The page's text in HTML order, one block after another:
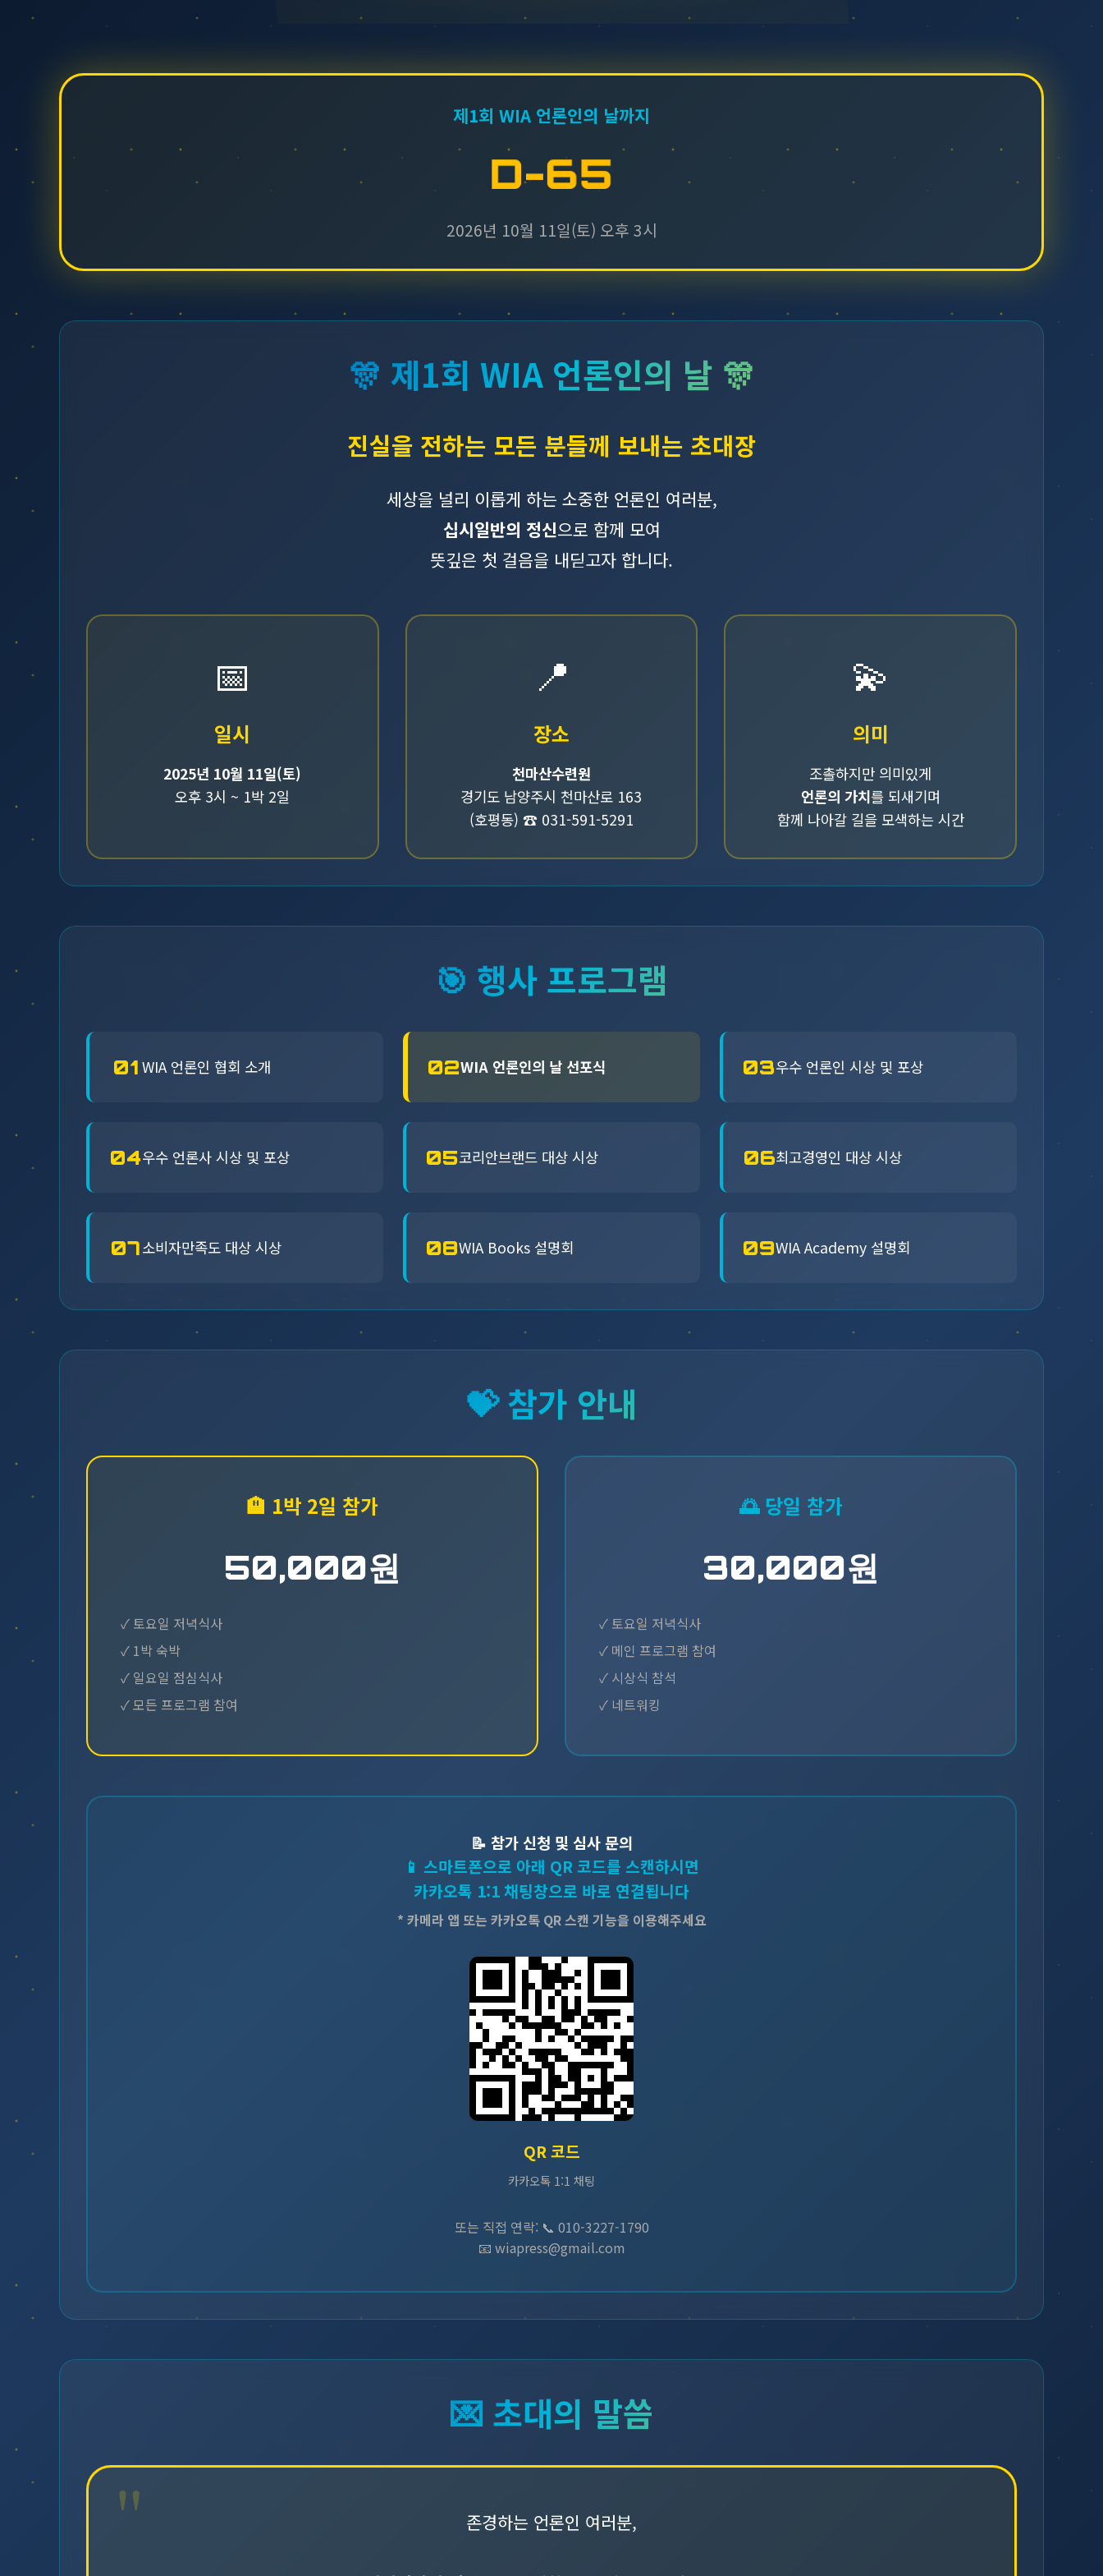
제1회 WIA 언론인의 날까지
D-65
2026년 10월 11일(토) 오후 3시
🎊 제1회 WIA 언론인의 날 🎊
진실을 전하는 모든 분들께 보내는 초대장
세상을 널리 이롭게 하는 소중한 언론인 여러분,
십시일반의 정신으로 함께 모여
뜻깊은 첫 걸음을 내딛고자 합니다.
📅
일시
2025년 10월 11일(토)
오후 3시 ~ 1박 2일
📍
장소
천마산수련원
경기도 남양주시 천마산로 163
(호평동) ☎️ 031-591-5291
💫
의미
조촐하지만 의미있게
언론의 가치를 되새기며
함께 나아갈 길을 모색하는 시간
🎯 행사 프로그램
01 WIA 언론인 협회 소개 02WIA 언론인의 날 선포식 03우수 언론인 시상 및 포상
04우수 언론사 시상 및 포상 05코리안브랜드 대상 시상 06최고경영인 대상 시상
07소비자만족도 대상 시상 08WIA Books 설명회 09WIA Academy 설명회
💝 참가 안내
🏨 1박 2일 참가
50,000원
✓ 토요일 저녁식사
✓ 1박 숙박
✓ 일요일 점심식사
✓ 모든 프로그램 참여
🌅 당일 참가
30,000원
✓ 토요일 저녁식사
✓ 메인 프로그램 참여
✓ 시상식 참석
✓ 네트워킹
📝 참가 신청 및 심사 문의
📱 스마트폰으로 아래 QR 코드를 스캔하시면
카카오톡 1:1 채팅창으로 바로 연결됩니다
* 카메라 앱 또는 카카오톡 QR 스캔 기능을 이용해주세요
QR 코드
카카오톡 1:1 채팅
또는 직접 연락: 📞 010-3227-1790
📧 wiapress@gmail.com
💌 초대의 말씀
존경하는 언론인 여러분,